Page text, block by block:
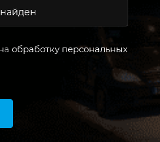
обработку персональных